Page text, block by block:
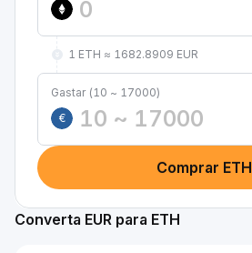
1 ETH ≈ 1682.8909 EUR
Gastar (10 ~ 17000)
€
Comprar ETH
Converta EUR para ETH